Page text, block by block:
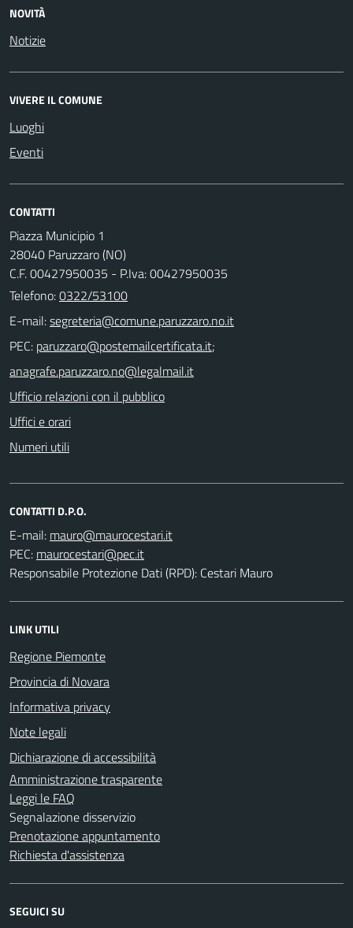
NOVITÀ
Notizie
VIVERE IL COMUNE
Luoghi
Eventi
CONTATTI
Piazza Municipio 1
28040 Paruzzaro (NO)
C.F. 00427950035 - P.Iva: 00427950035
Telefono:0322/53100
E-mail:
PEC:
;
Ufficio relazioni con il pubblico
Uffici e orari
Numeri utili
CONTATTI D.P.O.
E-mail:
PEC:
Responsabile Protezione Dati (RPD): Cestari Mauro
LINK UTILI
Regione Piemonte
Provincia di Novara
Informativa privacy
Note legali
Dichiarazione di accessibilità
Amministrazione trasparente
Leggi le FAQ
Segnalazione disservizio
Prenotazione appuntamento
Richiesta d'assistenza
SEGUICI SU